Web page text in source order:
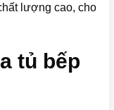
lượng cao, cho
tủ bếp